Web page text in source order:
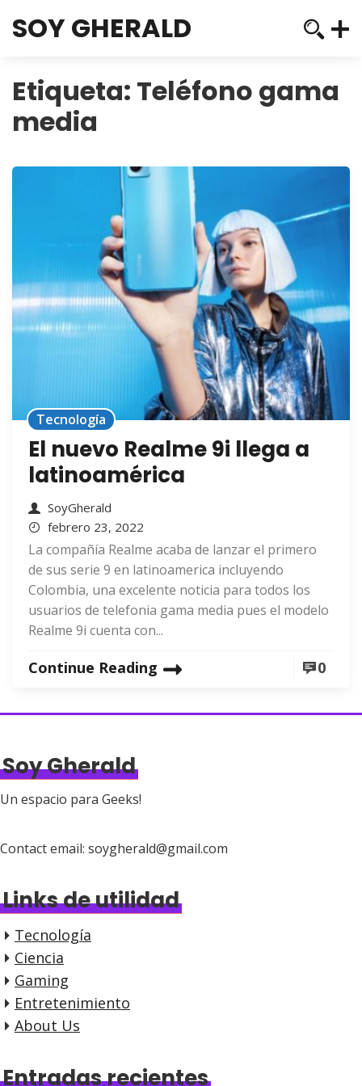
SOY GHERALD
Etiqueta: Teléfono gama
media
Tecnología
El nuevo Realme 9i llega a
latinoamérica
SoyGherald
febrero 23, 2022
La compañía Realme acaba de lanzar el primero
de sus serie 9 en latinoamerica incluyendo
Colombia, una excelente noticia para todos los
usuarios de telefonia gama media pues el modelo
Realme 9i cuenta con...
Continue Reading 0
Soy Gherald
Un espacio para Geeks!
Contact email: soygherald@gmail.com
Links de utilidad
Tecnología
Ciencia
Gaming
Entretenimiento
About Us
Entradas recientes